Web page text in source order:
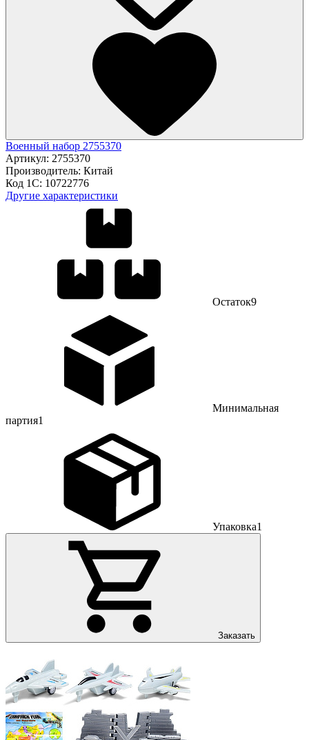
Военный набор 2755370
Артикул: 2755370
Производитель: Китай
Код 1С: 10722776
Другие характеристики
Остаток9
Минимальная
партия1
Упаковка1
Заказать